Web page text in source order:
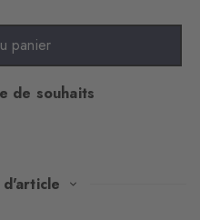
panier
de souhaits